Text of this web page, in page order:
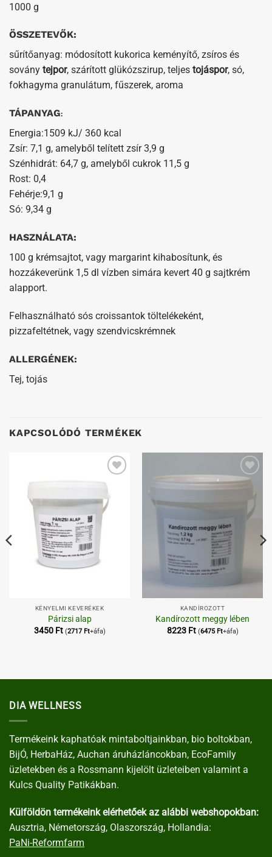
1000 g
ÖSSZETEVŐK:
sűrítőanyag: módosított kukorica keményítő, zsíros és
sovány tejpor, szárított glükózszirup, teljes tojáspor, só,
fokhagyma granulátum, fűszerek, aroma
TÁPANYAG:
Energia:1509 kJ/ 360 kcal
Zsír: 7,1 g, amelyből telített zsír 3,9 g
Szénhidrát: 64,7 g, amelyből cukrok 11,5 g
Rost: 0,4
Fehérje:9,1 g
Só: 9,34 g
HASZNÁLATA:
100 g krémsajtot, vagy margarint kihabosítunk, és
hozzákeverünk 1,5 dl vízben simára kevert 40 g sajtkrém
alapport.
Felhasználható sós croissantok töltelékeként,
pizzafeltétnek, vagy szendvicskrémnek
ALLERGÉNEK:
Tej, tojás
KAPCSOLÓDÓ TERMÉKEK
Kedvenceimhez
KÉNYELMI KEVERÉKEK
Párizsi alap
3450 Ft (2717 Ft+áfa)
Kedvenceimhez
KANDÍROZOTT
Kandírozott meggy lében
8223 Ft (6475 Ft+áfa)
DIA WELLNESS
Termékeink kaphatóak mintaboltjainkban, bio boltokban,
BijÓ, HerbaHáz, Auchan áruházláncokban, EcoFamily
üzletekben és a Rossmann kijelölt üzleteiben valamint a
Kulcs Quality Patikákban.
Külföldön termékeink elérhetőek az alábbi webshopokban:
Ausztria, Németország, Olaszország, Hollandia:
PaNi-Reformfarm